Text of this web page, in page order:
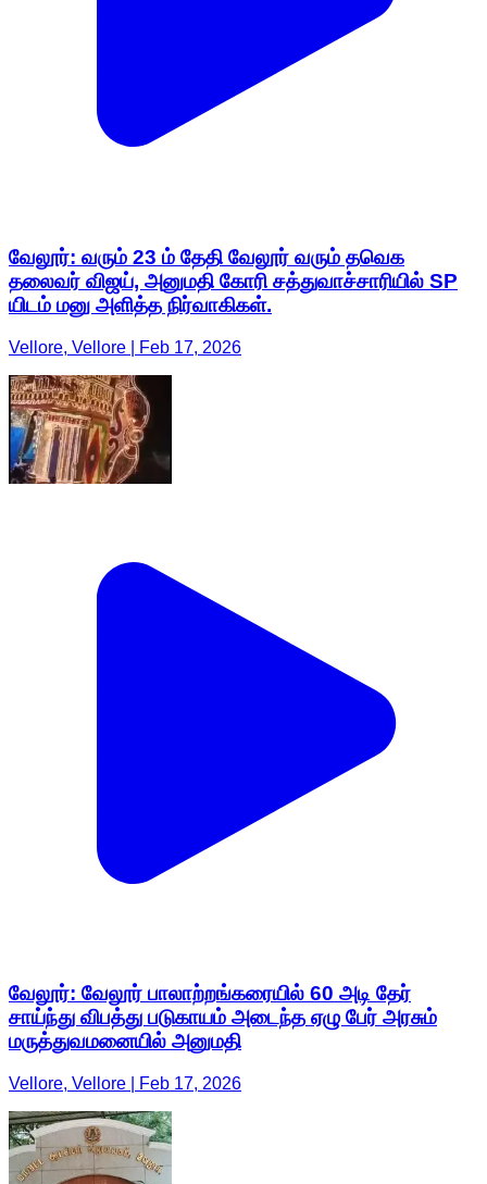
வேலூர்: வரும் 23 ம் தேதி வேலூர் வரும் தவெக
தலைவர் விஜய், அனுமதி கோரி சத்துவாச்சாரியில் SP
யிடம் மனு அளித்த நிர்வாகிகள்.
Vellore, Vellore | Feb 17, 2026
வேலூர்: வேலூர் பாலாற்றங்கரையில் 60 அடி தேர்
சாய்ந்து விபத்து படுகாயம் அடைந்த ஏழு பேர் அரசும்
மருத்துவமனையில் அனுமதி
Vellore, Vellore | Feb 17, 2026